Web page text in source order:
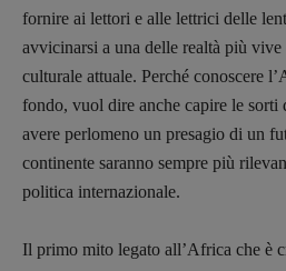
Opera prima
DOSSIER
12 dicembre
Blade Runner 40
Editoria
Maestri sommersi
fornire ai lettori e alle lettrici delle
avvicinarsi a una delle realtà più vive
culturale attuale. Perché conoscere
fondo, vuol dire anche capire le sorti
avere perlomeno un presagio di un
continente saranno sempre più
politica internazionale.
Il primo mito legato all’Africa che è